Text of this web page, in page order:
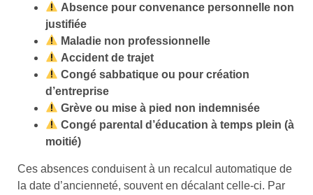
Absence pour convenance personnelle non
justifiée
Maladie non professionnelle
Accident de trajet
Congé sabbatique ou pour création
d’entreprise
Grève ou mise à pied non indemnisée
Congé parental d’éducation à temps plein (à
moitié)
Ces absences conduisent à un recalcul automatique de
la date d’ancienneté, souvent en décalant celle-ci. Par